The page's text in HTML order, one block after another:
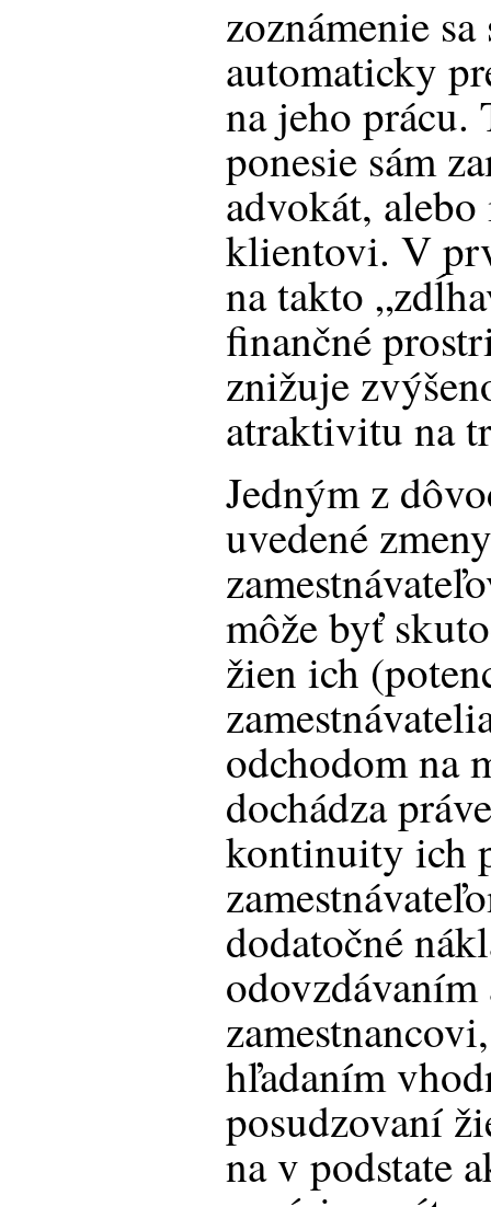
zoznámenie
automaticky
na jeho prácu.
ponesie sám
advokát,
klientovi. V
na takto
finančné
znižuje
atraktivitu na
Jedným z
uvedené
môže byť
žien ich
odchodom na
dochádza
kontinuity ich
dodatočné
hľadaním
posudzovaní
na v podstate